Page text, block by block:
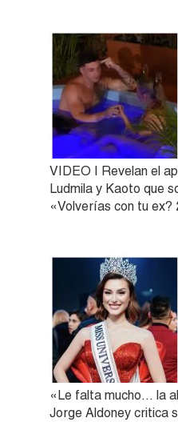
VIDEO | Revelan el
Ludmila y Kaoto que
«Volverías con tu ex?
«Le falta mucho… la
Jorge Aldoney critica